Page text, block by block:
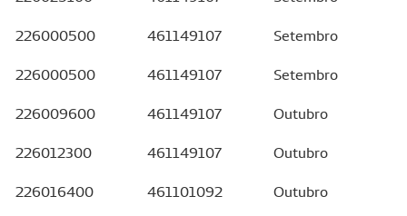
226000500 461149107 Setembro
226000500 461149107 Setembro
226009600 461149107 Outubro
226012300 461149107 Outubro
226016400 461101092 Outubro